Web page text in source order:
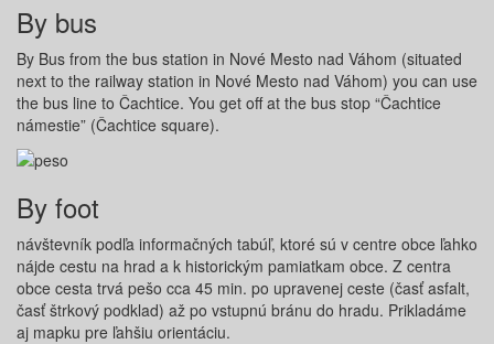
By bus
By Bus from the bus station in Nové Mesto nad Váhom (situated
next to the railway station in Nové Mesto nad Váhom) you can use
the bus line to Čachtice. You get off at the bus stop “Čachtice
námestie” (Čachtice square).
By foot
návštevník podľa informačných tabúľ, ktoré sú v centre obce ľahko
nájde cestu na hrad a k historickým pamiatkam obce. Z centra
obce cesta trvá pešo cca 45 min. po upravenej ceste (časť asfalt,
časť štrkový podklad) až po vstupnú bránu do hradu. Prikladáme
aj mapku pre ľahšiu orientáciu.